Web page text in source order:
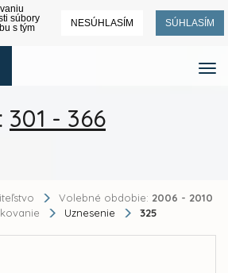
súbory
s tým
NESÚHLASÍM SÚHLASÍM
301 - 366
Volebné obdobie: 2006 - 2010
Uznesenie 325